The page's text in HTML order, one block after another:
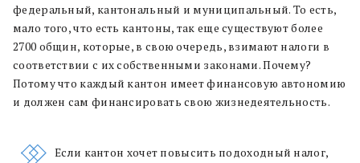
федеральный, кантональный и муниципальный. То есть,
мало того, что есть кантоны, так еще существуют более
2700 общин, которые, в свою очередь, взимают налоги в
соответствии с их собственными законами. Почему?
Потому что каждый кантон имеет финансовую автономию
и должен сам финансировать свою жизнедеятельность.
Если кантон хочет повысить подоходный налог,